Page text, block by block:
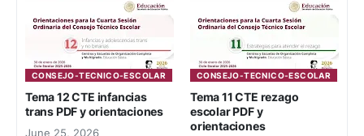
CONSEJO-TECNICO-ESCOLAR
Tema 12 CTE infancias
trans PDF y orientaciones
June 25, 2026
CONSEJO-TECNICO-ESCOLAR
Tema 11 CTE rezago
escolar PDF y
orientaciones